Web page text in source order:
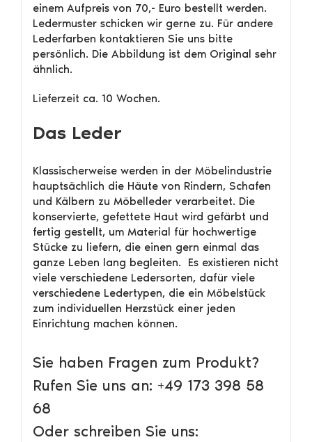
einem Aufpreis von 70,- Euro bestellt werden.
Ledermuster schicken wir gerne zu. Für andere
Lederfarben kontaktieren Sie uns bitte
persönlich. Die Abbildung ist dem Original sehr
ähnlich.
Lieferzeit ca. 10 Wochen.
Das Leder
Klassischerweise werden in der Möbelindustrie
hauptsächlich die Häute von Rindern, Schafen
und Kälbern zu Möbelleder verarbeitet. Die
konservierte, gefettete Haut wird gefärbt und
fertig gestellt, um Material für hochwertige
Stücke zu liefern, die einen gern einmal das
ganze Leben lang begleiten. Es existieren nicht
viele verschiedene Ledersorten, dafür viele
verschiedene Ledertypen, die ein Möbelstück
zum individuellen Herzstück einer jeden
Einrichtung machen können.
Sie haben Fragen zum Produkt?
Rufen Sie uns an: +49 173 398 58
68
Oder schreiben Sie uns: